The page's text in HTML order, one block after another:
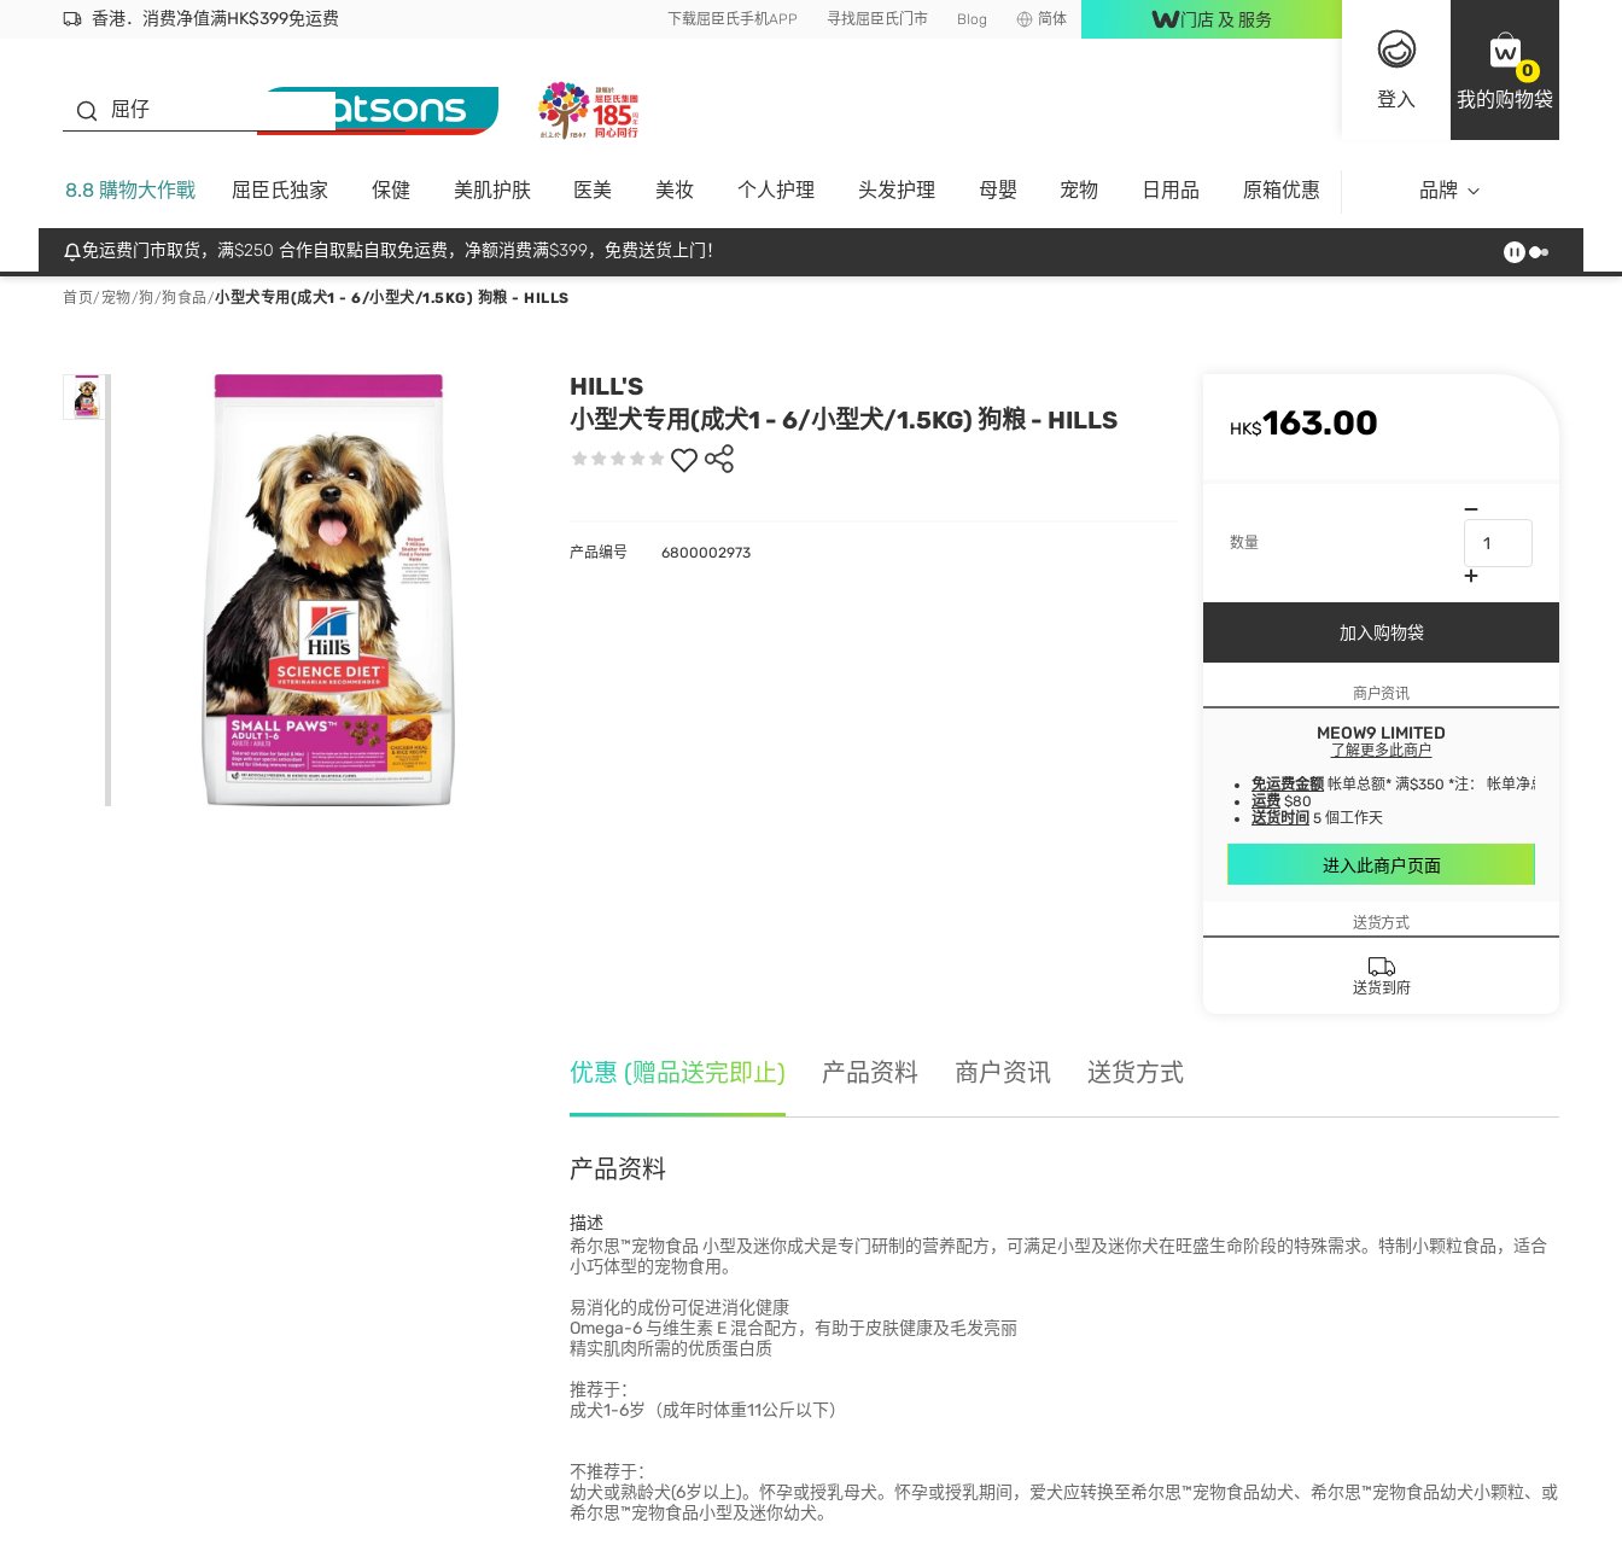
香港．消费净值满HK$399免运费
立即成为易赏钱会员尽享独家优惠
首次APP下单买满$450 输入 NEWAPP 即减$50 下载屈臣氏手机APP 寻找屈臣氏门市 Blog 简体 门店 及 服务
登入
0
我的购物袋
屈仔
8.8 購物大作戰 屈臣氏独家 保健 美肌护肤 医美 美妆 个人护理 头发护理 母嬰 宠物 日用品 原箱优惠 品牌
免运费门市取货，满$250 合作自取點自取免运费，净额消费满$399，免费送货上门！
首页/ 宠物/狗/狗食品/小型犬专用(成犬1 - 6/小型犬/1.5KG) 狗粮 - HILLS
HILL'S
小型犬专用(成犬1 - 6/小型犬/1.5KG) 狗粮 - HILLS
HK$163.00
数量
加入购物袋
商户资讯
MEOW9 LIMITED
了解更多此商户
免运费金额 帐单总额* 满$350 *注： 帐单净总额指扣除
运费 $80
送货时间 5 個工作天
进入此商户页面
送货方式
送货到府
产品编号 6800002973
优惠 (赠品送完即止) 产品资料 商户资讯 送货方式
产品资料
描述
希尔思™宠物食品 小型及迷你成犬是专门研制的营养配方，可满足小型及迷你犬在旺盛生命阶段的特殊需求。特制小颗粒食品，适合
小巧体型的宠物食用。
易消化的成份可促进消化健康
Omega-6 与维生素 E 混合配方，有助于皮肤健康及毛发亮丽
精实肌肉所需的优质蛋白质
推荐于：
成犬1-6岁（成年时体重11公斤以下）
不推荐于：
幼犬或熟龄犬(6岁以上)。怀孕或授乳母犬。怀孕或授乳期间，爱犬应转换至希尔思™宠物食品幼犬、希尔思™宠物食品幼犬小颗粒、或
希尔思™宠物食品小型及迷你幼犬。